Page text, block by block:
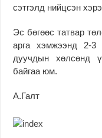
сэтгэлд нийцсэн
Эс бөгөөс татвар
арга хэмжээнд 2-
дуучдын хөлсөнд
байгаа юм.
А.Галт